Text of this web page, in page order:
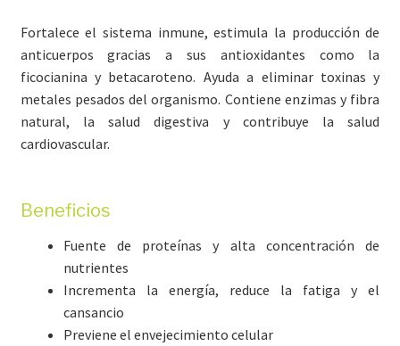
Fortalece el sistema inmune, estimula la producción de
anticuerpos gracias a sus antioxidantes como la
ficocianina y betacaroteno. Ayuda a eliminar toxinas y
metales pesados del organismo. Contiene enzimas y fibra
natural, la salud digestiva y contribuye la salud
cardiovascular.
Beneficios
Fuente de proteínas y alta concentración de
nutrientes
Incrementa la energía, reduce la fatiga y el
cansancio
Previene el envejecimiento celular